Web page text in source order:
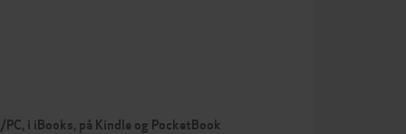
i iBooks, på Kindle og PocketBook